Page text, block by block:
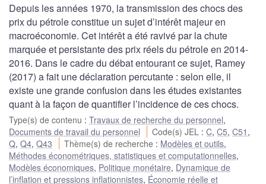
Depuis les années 1970, la transmission des chocs des
prix du pétrole constitue un sujet d’intérêt majeur en
macroéconomie. Cet intérêt a été ravivé par la chute
marquée et persistante des prix réels du pétrole en 2014-
2016. Dans le cadre du débat entourant ce sujet, Ramey
(2017) a fait une déclaration percutante : selon elle, il
existe une grande confusion dans les études existantes
quant à la façon de quantifier l’incidence de ces chocs.
Type(s) de contenu : Travaux de recherche du personnel,
Documents de travail du personnel
Code(s) JEL :C,C5,C51 ,
Q, Q4, Q43 Thème(s) de recherche : Modèles et outils,
Méthodes économétriques, statistiques et computationnelles,
Modèles économiques, Politique monétaire, Dynamique de
l’inflation et pressions inflationnistes, Économie réelle et